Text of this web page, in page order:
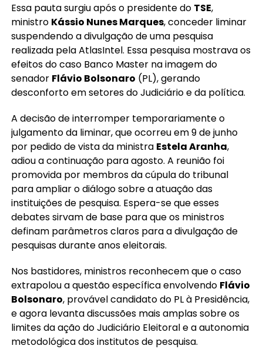
Essa pauta surgiu após o presidente do TSE,
ministro Kássio Nunes Marques, conceder liminar
suspendendo a divulgação de uma pesquisa
realizada pela AtlasIntel. Essa pesquisa mostrava os
efeitos do caso Banco Master na imagem do
senador Flávio Bolsonaro (PL), gerando
desconforto em setores do Judiciário e da política.
A decisão de interromper temporariamente o
julgamento da liminar, que ocorreu em 9 de junho
por pedido de vista da ministra Estela Aranha,
adiou a continuação para agosto. A reunião foi
promovida por membros da cúpula do tribunal
para ampliar o diálogo sobre a atuação das
instituições de pesquisa. Espera-se que esses
debates sirvam de base para que os ministros
definam parâmetros claros para a divulgação de
pesquisas durante anos eleitorais.
Nos bastidores, ministros reconhecem que o caso
extrapolou a questão específica envolvendo Flávio
Bolsonaro, provável candidato do PL à Presidência,
e agora levanta discussões mais amplas sobre os
limites da ação do Judiciário Eleitoral e a autonomia
metodológica dos institutos de pesquisa.